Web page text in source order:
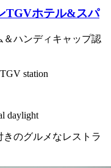
TGVホテル&スパ
＆ハンディキャップ認
station
daylight
のグルメなレストラ